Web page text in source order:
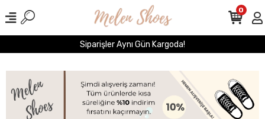
Siparişler Aynı Gün Kargoda!
0